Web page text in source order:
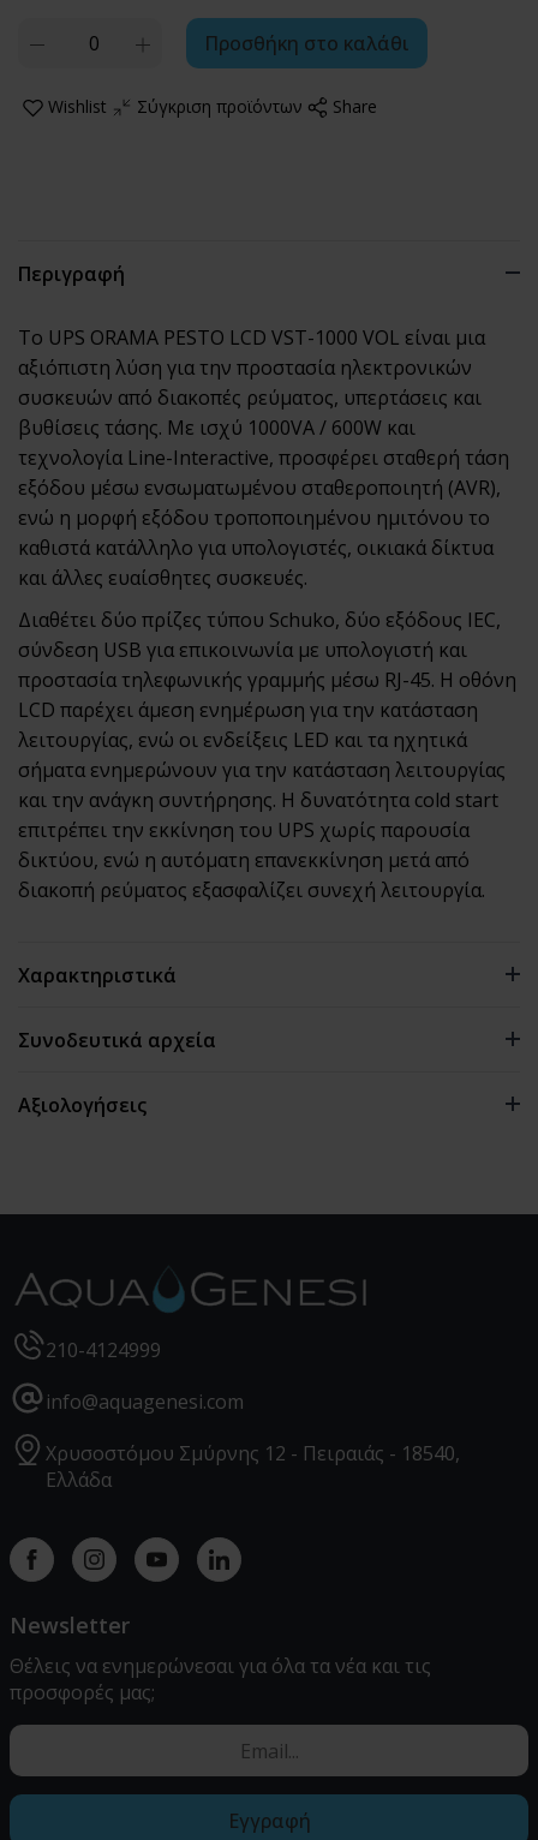
Προσθήκη στο καλάθι
Wishlist Σύγκριση προϊόντων Share
Περιγραφή
Το UPS ORAMA PESTO LCD VST-1000 VOL είναι μια
αξιόπιστη λύση για την προστασία ηλεκτρονικών
συσκευών από διακοπές ρεύματος, υπερτάσεις και
βυθίσεις τάσης. Με ισχύ 1000VA / 600W και
τεχνολογία Line-Interactive, προσφέρει σταθερή τάση
εξόδου μέσω ενσωματωμένου σταθεροποιητή (AVR),
ενώ η μορφή εξόδου τροποποιημένου ημιτόνου το
καθιστά κατάλληλο για υπολογιστές, οικιακά δίκτυα
και άλλες ευαίσθητες συσκευές.
Διαθέτει δύο πρίζες τύπου Schuko, δύο εξόδους IEC,
σύνδεση USB για επικοινωνία με υπολογιστή και
προστασία τηλεφωνικής γραμμής μέσω RJ-45. Η οθόνη
LCD παρέχει άμεση ενημέρωση για την κατάσταση
λειτουργίας, ενώ οι ενδείξεις LED και τα ηχητικά
σήματα ενημερώνουν για την κατάσταση λειτουργίας
και την ανάγκη συντήρησης. Η δυνατότητα cold start
επιτρέπει την εκκίνηση του UPS χωρίς παρουσία
δικτύου, ενώ η αυτόματη επανεκκίνηση μετά από
διακοπή ρεύματος εξασφαλίζει συνεχή λειτουργία.
Χαρακτηριστικά
Συνοδευτικά αρχεία
Αξιολογήσεις
210-4124999
info@aquagenesi.com
Χρυσοστόμου Σμύρνης 12 - Πειραιάς - 18540,
Ελλάδα
Facebookinstagramyoutube linkedin
Newsletter
Θέλεις να ενημερώνεσαι για όλα τα νέα και τις
προσφορές μας;
Εγγραφή